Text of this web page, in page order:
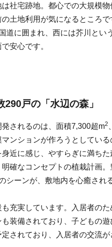
は社宅跡地。都心での大規模
土地利用が気になるところ
道に囲まれ、西には芥川とい
安心です。
290戸の「水辺の森」
されるのは、面積7,300超m2
ンションが作ろうとしてい
身近に感じ、やすらぎに満ち
明確なコンセプトの植栽計画
シーンが、敷地内を心癒され
も充実しています。入居者の
も装備されており、子どもの
されており、入居者の交流が